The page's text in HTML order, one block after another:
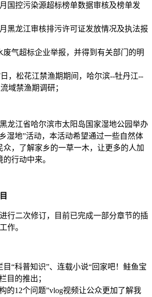
国控污染源超标榜单数据审核及榜单发
黑龙江审核排污许可证发放情况及执法报
废气超标企业举报，并得到有关部门的明
日，松花江禁渔期期间，哈尔滨--牡丹江--
域禁渔期调研；
龙江省哈尔滨市太阳岛国家湿地公园举办
湿地”活动，本活动希望通过一些自然体
众，了解家乡的一草一木，让更多的人加
行动中来。
行二次修订，目前已完成一部分章节的插
作。
目“科普知识”、连载小说“回家吧！鲑鱼宝
目的推出；
的12个问题”vlog视频让公众更加了解我